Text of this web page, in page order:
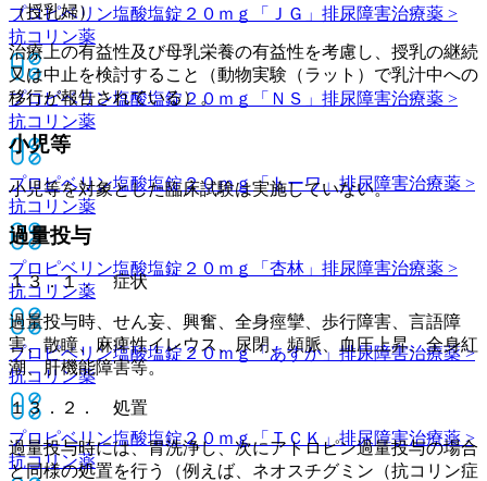
プロピベリン塩酸塩錠２０ｍｇ「ＪＧ」 排尿障害治療薬 >
抗コリン薬
プロピベリン塩酸塩錠２０ｍｇ「ＮＳ」 排尿障害治療薬 >
抗コリン薬
プロピベリン塩酸塩錠２０ｍｇ「トーワ」排尿障害治療薬 >
抗コリン薬
プロピベリン塩酸塩錠２０ｍｇ「杏林」 排尿障害治療薬 >
抗コリン薬
プロピベリン塩酸塩錠２０ｍｇ「あすか」 排尿障害治療薬 >
抗コリン薬
プロピベリン塩酸塩錠２０ｍｇ「ＴＣＫ」排尿障害治療薬 >
抗コリン薬
（授乳婦）
治療上の有益性及び母乳栄養の有益性を考慮し、授乳の継続
又は中止を検討すること（動物実験（ラット）で乳汁中への
移行が報告されている）。
小児等
小児等を対象とした臨床試験は実施していない。
過量投与
１３．１． 症状
過量投与時、せん妄、興奮、全身痙攣、歩行障害、言語障
害、散瞳、麻痺性イレウス、尿閉、頻脈、血圧上昇、全身紅
潮、肝機能障害等。
１３．２． 処置
過量投与時には、胃洗浄し、次にアトロピン過量投与の場合
と同様の処置を行う（例えば、ネオスチグミン（抗コリン症